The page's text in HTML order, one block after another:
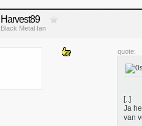
Harvest89
Black Metal fan
quote:
[..]
Ja
van